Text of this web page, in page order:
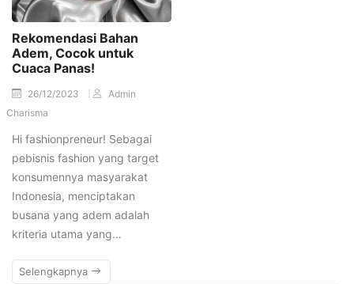
Rekomendasi Bahan
Adem, Cocok untuk
Cuaca Panas!
26/12/2023
Admin
Charisma
Hi fashionpreneur! Sebagai
pebisnis fashion yang target
konsumennya masyarakat
Indonesia, menciptakan
busana yang adem adalah
kriteria utama yang…
Selengkapnya